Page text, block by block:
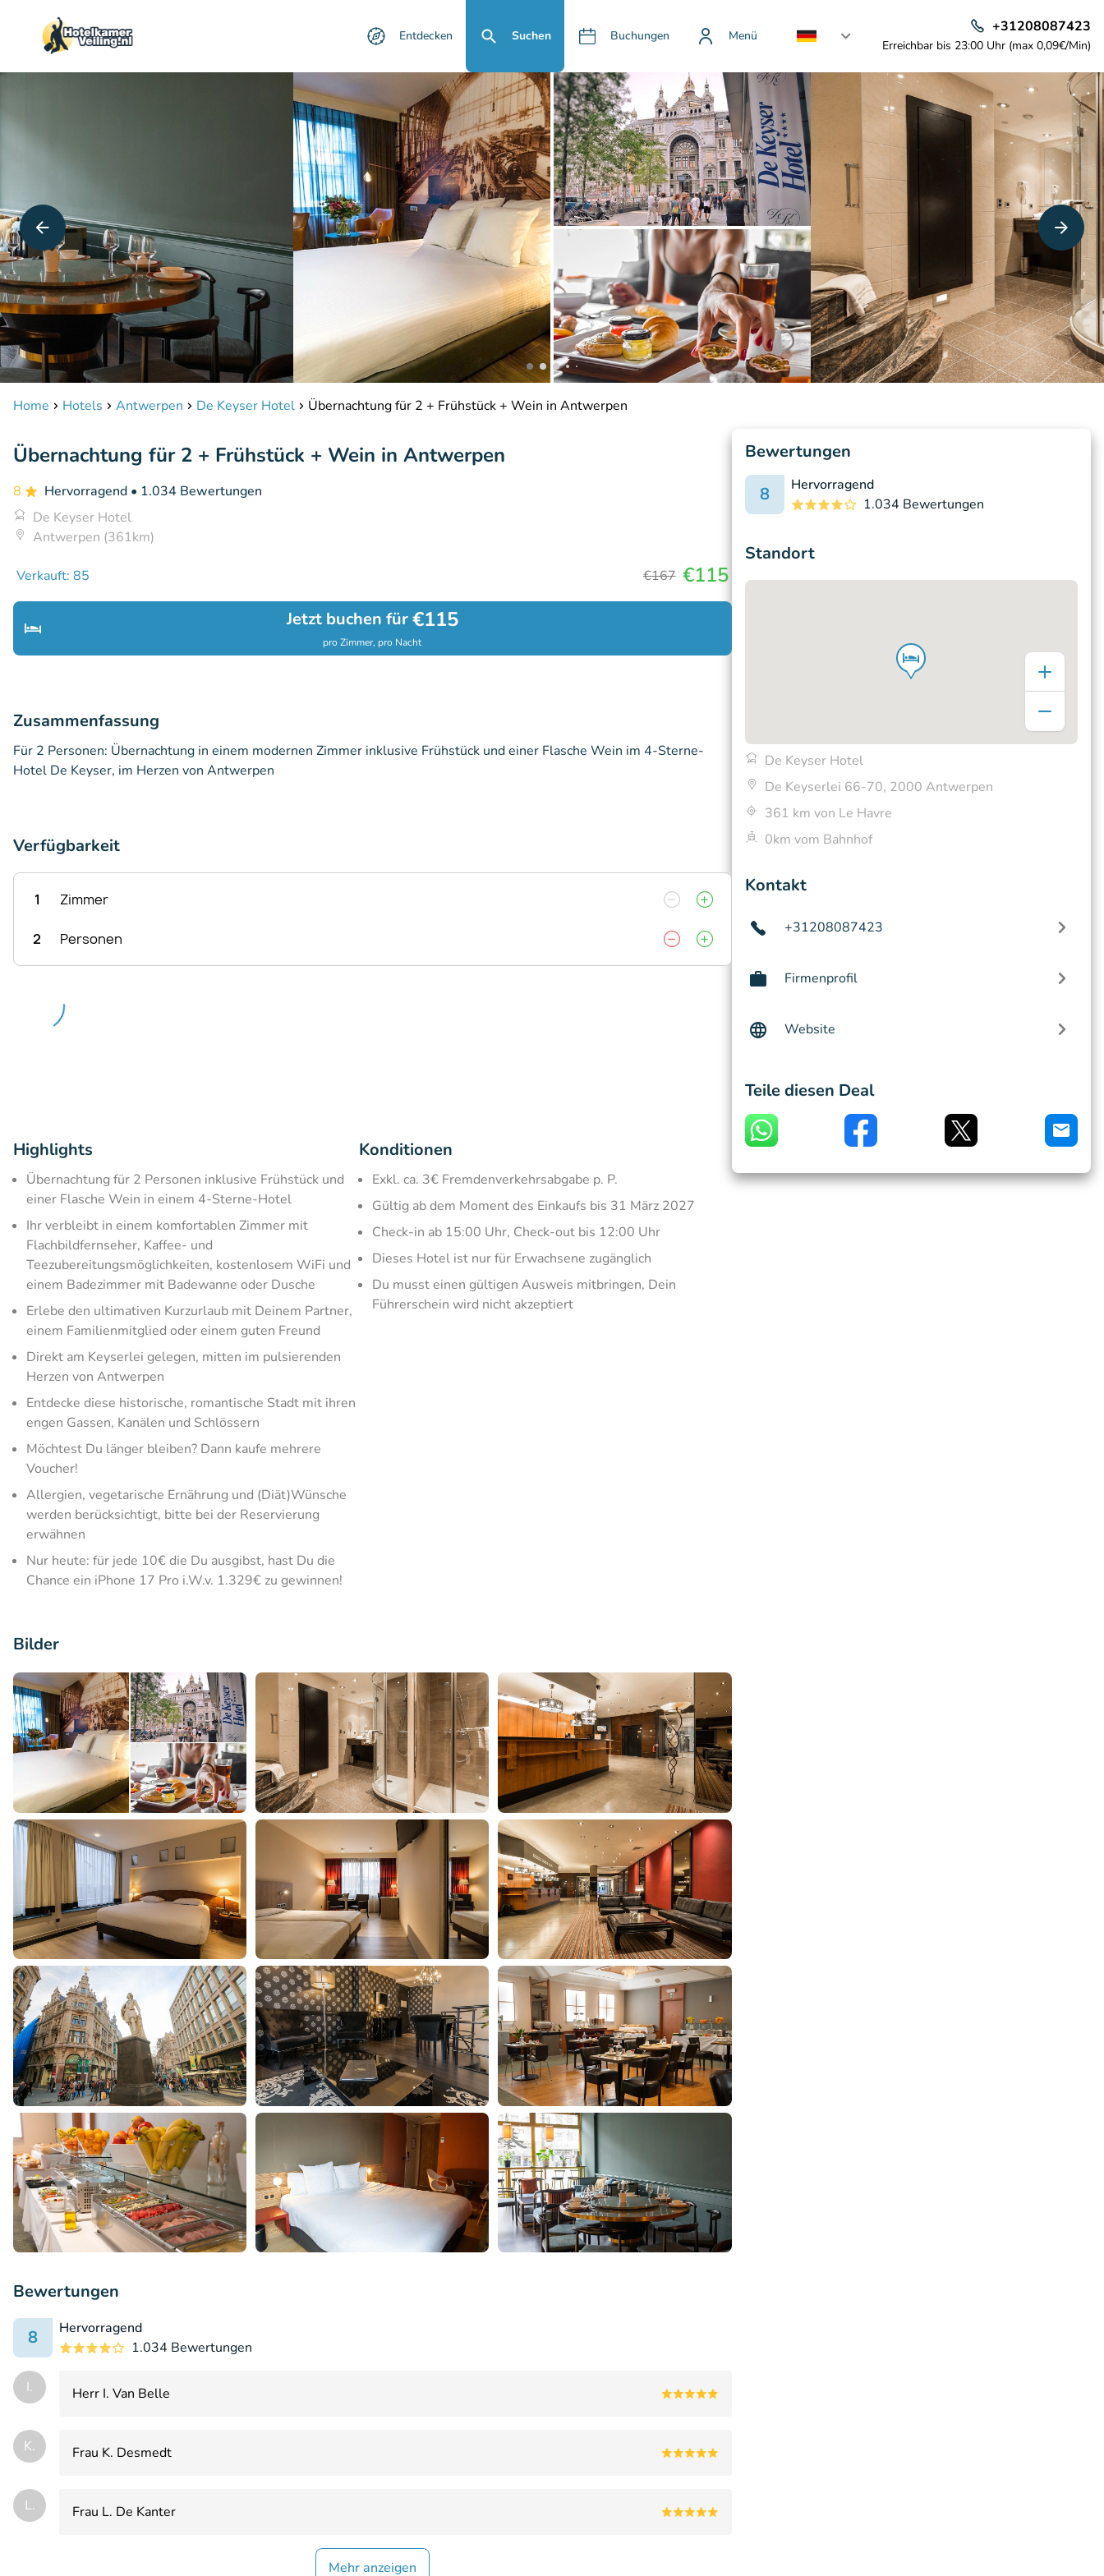
Entdecken Suchen Buchungen Menü
+31208087423
Erreichbar bis 23:00 Uhr (max 0,09€/Min)
Home Hotels Antwerpen De Keyser Hotel Übernachtung für 2 + Frühstück + Wein in Antwerpen
Übernachtung für 2 + Frühstück + Wein in Antwerpen
8 Hervorragend • 1.034 Bewertungen
De Keyser Hotel
Antwerpen (361km)
Verkauft: 85 €167 €115
Jetzt buchen für€115
pro Zimmer, pro Nacht
Zusammenfassung
Für 2 Personen: Übernachtung in einem modernen Zimmer inklusive Frühstück und einer Flasche Wein im 4-Sterne-
Hotel De Keyser, im Herzen von Antwerpen
Verfügbarkeit
1 Zimmer
2 Personen
Highlights
Übernachtung für 2 Personen inklusive Frühstück und
einer Flasche Wein in einem 4-Sterne-Hotel
Ihr verbleibt in einem komfortablen Zimmer mit
Flachbildfernseher, Kaffee- und
Teezubereitungsmöglichkeiten, kostenlosem WiFi und
einem Badezimmer mit Badewanne oder Dusche
Erlebe den ultimativen Kurzurlaub mit Deinem Partner,
einem Familienmitglied oder einem guten Freund
Direkt am Keyserlei gelegen, mitten im pulsierenden
Herzen von Antwerpen
Entdecke diese historische, romantische Stadt mit ihren
engen Gassen, Kanälen und Schlössern
Möchtest Du länger bleiben? Dann kaufe mehrere
Voucher!
Allergien, vegetarische Ernährung und (Diät)Wünsche
werden berücksichtigt, bitte bei der Reservierung
erwähnen
Nur heute: für jede 10€ die Du ausgibst, hast Du die
Chance ein iPhone 17 Pro i.W.v. 1.329€ zu gewinnen!
Konditionen
Exkl. ca. 3€ Fremdenverkehrsabgabe p. P.
Gültig ab dem Moment des Einkaufs bis 31 März 2027
Check-in ab 15:00 Uhr, Check-out bis 12:00 Uhr
Dieses Hotel ist nur für Erwachsene zugänglich
Du musst einen gültigen Ausweis mitbringen, Dein
Führerschein wird nicht akzeptiert
Bilder
Bewertungen
8
Hervorragend
1.034 Bewertungen
I. Herr I. Van Belle
K. Frau K. Desmedt
L. Frau L. De Kanter
Mehr anzeigen
Bewertungen
8
Hervorragend
1.034 Bewertungen
Standort
De Keyser Hotel
De Keyserlei 66-70, 2000 Antwerpen
361 km von Le Havre
0km vom Bahnhof
Kontakt
+31208087423
Firmenprofil
Website
Teile diesen Deal